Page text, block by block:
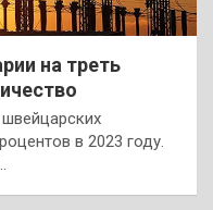
на треть
в 2023 году.